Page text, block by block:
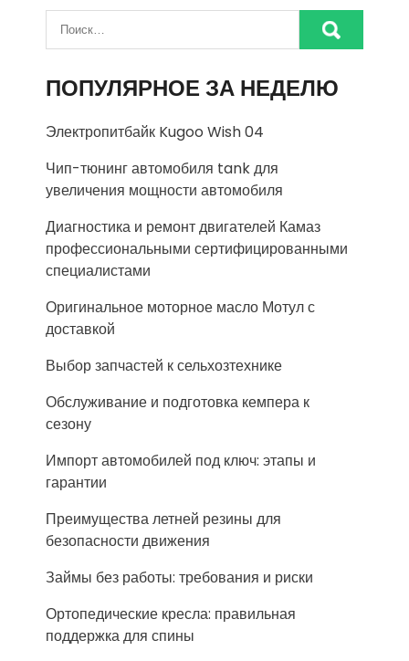
ПОПУЛЯРНОЕ ЗА НЕДЕЛЮ
Электропитбайк Kugoo Wish 04
Чип-тюнинг автомобиля tank для
увеличения мощности автомобиля
Диагностика и ремонт двигателей Камаз
профессиональными сертифицированными
специалистами
Оригинальное моторное масло Мотул с
доставкой
Выбор запчастей к сельхозтехнике
Обслуживание и подготовка кемпера к
сезону
Импорт автомобилей под ключ: этапы и
гарантии
Преимущества летней резины для
безопасности движения
Займы без работы: требования и риски
Ортопедические кресла: правильная
поддержка для спины